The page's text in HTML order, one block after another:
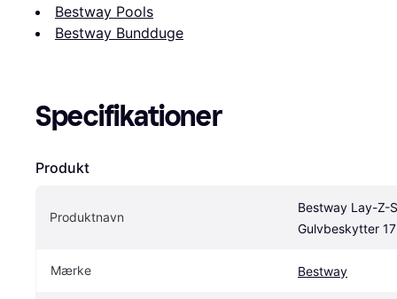
Bestway Pools
Bestway Bundduge
Specifikationer
Produkt
Produktnavn
Bestway Lay-Z-
Gulvbeskytter
Mærke Bestway